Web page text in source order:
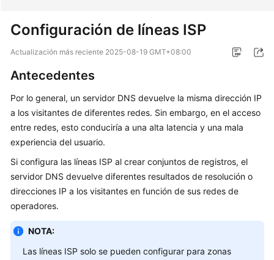
general
del
iniciales
Guía
del
usuario
Zonas
Zonas
Configuración de líneas ISP
Actualización más reciente 2025-08-19 GMT+08:00
Antecedentes
Por lo general, un servidor DNS devuelve la misma dirección IP
a los visitantes de diferentes redes. Sin embargo, en el acceso
entre redes, esto conduciría a una alta latencia y una mala
experiencia del usuario.
Si configura las líneas ISP al crear conjuntos de registros, el
servidor DNS devuelve diferentes resultados de resolución o
direcciones IP a los visitantes en función de sus redes de
operadores.
NOTA:
Las líneas ISP solo se pueden configurar para zonas